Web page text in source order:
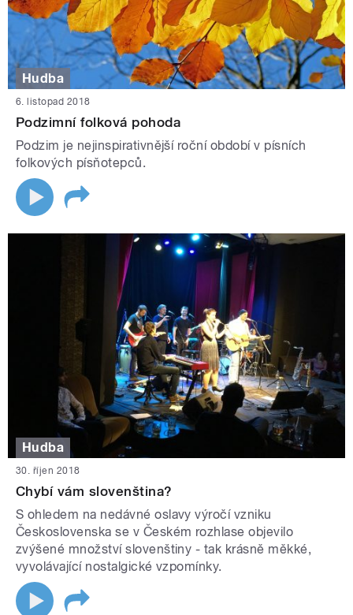
Hudba
6. listopad 2018
Podzimní folková pohoda
Podzim je nejinspirativnější roční období v písních
folkových písňotepců.
Hudba
30. říjen 2018
Chybí vám slovenština?
S ohledem na nedávné oslavy výročí vzniku
Československa se v Českém rozhlase objevilo
zvýšené množství slovenštiny - tak krásně měkké,
vyvolávající nostalgické vzpomínky.